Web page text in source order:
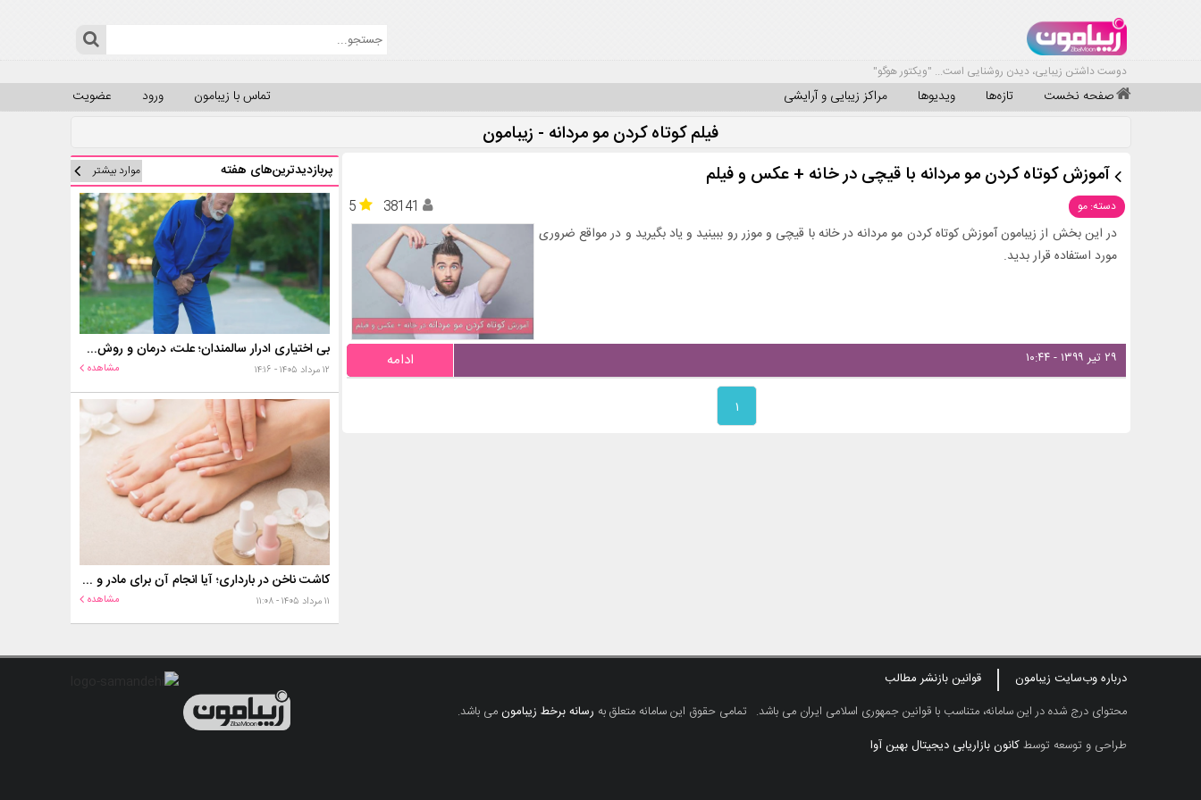
دوست داشتن زیبایی، دیدن روشنایی است... "ویکتور هوگو"
صفحه نخست تازه‌ها ویدیوها مراکز زیبایی و آرایشی عضویت ورود تماس با زیبامون
فیلم کوتاه کردن مو مردانه - زیبامون
آموزش كوتاه كردن مو مردانه با قیچی در خانه + عکس و فیلم
دسته: مو 5
38141
در این بخش از زیبامون آموزش کوتاه کردن مو مردانه در خانه با قیچی و موزر رو ببینید و یاد بگیرید و در مواقع ضروری
مورد استفاده قرار بدید.
۲۹ تیر ۱۳۹۹ - ۱۰:۴۴ ادامه
۱
پربازدیدترین‌های هفته موارد بیشتر
بی اختیاری ادرار سالمندان؛ علت، درمان و روش‌های کنترل در منزل
۱۲ مرداد ۱۴۰۵ - ۱۴:۱۶ مشاهده
کاشت ناخن در بارداری؛ آیا انجام آن برای مادر و جنین خطر دارد؟
۱۱ مرداد ۱۴۰۵ - ۱۱:۰۸ مشاهده
درباره وب‌سایت زیبامون
قوانین بازنشر مطالب
محتوای درج شده در این سامانه، متناسب با قوانین جمهوری اسلامی ایران می باشد. تمامی حقوق این سامانه متعلق به رسانه برخط زیبامونمی باشد.
طراحی و توسعه توسطکانون بازاریابی دیجیتال بهین آوا